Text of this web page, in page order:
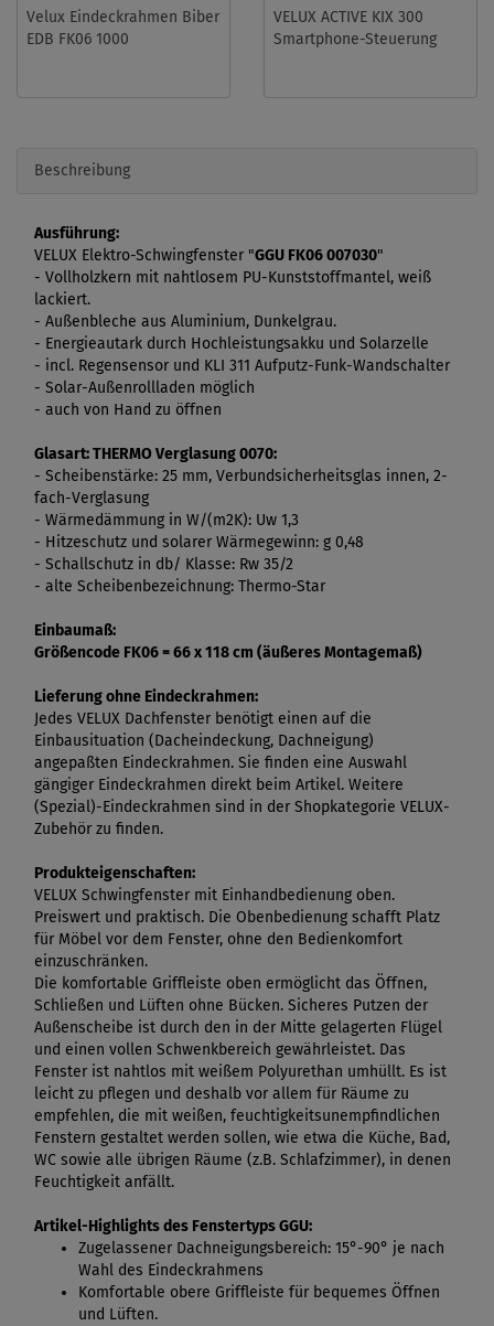
Velux Eindeckrahmen Biber
EDB FK06 1000
VELUX ACTIVE KIX 300
Smartphone-Steuerung
Beschreibung
Ausführung:
VELUX Elektro-Schwingfenster "GGU FK06 007030"
- Vollholzkern mit nahtlosem PU-Kunststoffmantel, weiß
lackiert.
- Außenbleche aus Aluminium, Dunkelgrau.
- Energieautark durch Hochleistungsakku und Solarzelle
- incl. Regensensor und KLI 311 Aufputz-Funk-Wandschalter
- Solar-Außenrollladen möglich
- auch von Hand zu öffnen
Glasart:THERMO Verglasung 0070:
- Scheibenstärke: 25 mm, Verbundsicherheitsglas innen, 2-
fach-Verglasung
- Wärmedämmung in W/(m2K): Uw 1,3
- Hitzeschutz und solarer Wärmegewinn: g 0,48
- Schallschutz in db/ Klasse: Rw 35/2
- alte Scheibenbezeichnung: Thermo-Star
Einbaumaß:
Größencode FK06 = 66 x 118 cm (äußeres Montagemaß)
Lieferung ohne Eindeckrahmen:
Jedes VELUX Dachfenster benötigt einen auf die
Einbausituation (Dacheindeckung, Dachneigung)
angepaßten Eindeckrahmen. Sie finden eine Auswahl
gängiger Eindeckrahmen direkt beim Artikel. Weitere
(Spezial)-Eindeckrahmen sind in der Shopkategorie VELUX-
Zubehör zu finden.
Produkteigenschaften:
VELUX Schwingfenster mit Einhandbedienung oben.
Preiswert und praktisch. Die Obenbedienung schafft Platz
für Möbel vor dem Fenster, ohne den Bedienkomfort
einzuschränken.
Die komfortable Griffleiste oben ermöglicht das Öffnen,
Schließen und Lüften ohne Bücken. Sicheres Putzen der
Außenscheibe ist durch den in der Mitte gelagerten Flügel
und einen vollen Schwenkbereich gewährleistet. Das
Fenster ist nahtlos mit weißem Polyurethan umhüllt. Es ist
leicht zu pflegen und deshalb vor allem für Räume zu
empfehlen, die mit weißen, feuchtigkeitsunempfindlichen
Fenstern gestaltet werden sollen, wie etwa die Küche, Bad,
WC sowie alle übrigen Räume (z.B. Schlafzimmer), in denen
Feuchtigkeit anfällt.
Artikel-Highlights des Fenstertyps GGU:
Zugelassener Dachneigungsbereich: 15°-90° je nach
Wahl des Eindeckrahmens
Komfortable obere Griffleiste für bequemes Öffnen
und Lüften.